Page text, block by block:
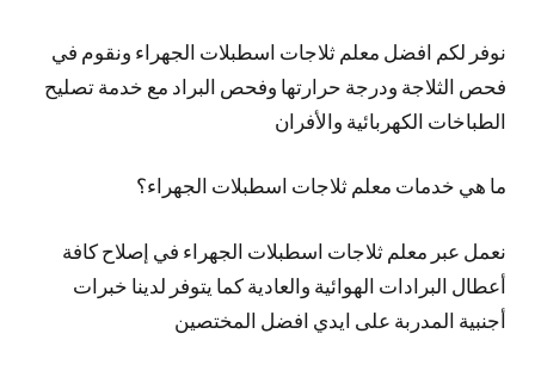
نوفر لكم افضل معلم ثلاجات اسطبلات الجهراء ونقوم في
فحص الثلاجة ودرجة حرارتها وفحص البراد مع خدمة تصليح
الطباخات الكهربائية والأفران
ما هي خدمات معلم ثلاجات اسطبلات الجهراء؟
نعمل عبر معلم ثلاجات اسطبلات الجهراء في إصلاح كافة
أعطال البرادات الهوائية والعادية كما يتوفر لدينا خبرات
أجنبية المدربة على ايدي افضل المختصين